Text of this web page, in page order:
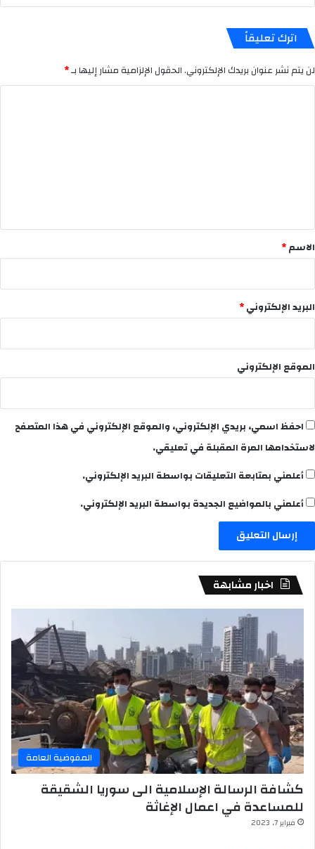
اترك تعليقاً
لن يتم نشر عنوان بريدك الإلكتروني.الحقول الإلزامية مشار إليها بـ*
*
الاسم*
البريد الإلكتروني*
الموقع الإلكتروني
احفظ اسمي، بريدي الإلكتروني، والموقع الإلكتروني في هذا المتصفح
لاستخدامها المرة المقبلة في تعليقي.
أعلمني بمتابعة التعليقات بواسطة البريد الإلكتروني.
أعلمني بالمواضيع الجديدة بواسطة البريد الإلكتروني.
اخبار مشابهة
المفوضية العامة
كشافة الرسالة الإسلامية الى سوريا الشقيقة
للمساعدة في اعمال الإغاثة
فبراير 7, 2023